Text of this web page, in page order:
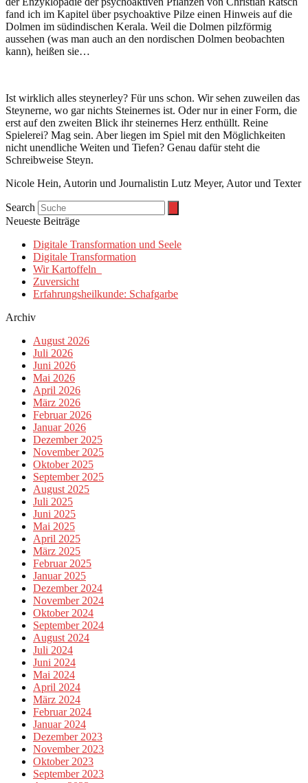
fand ich im Kapitel über psychoaktive Pilze einen Hinweis auf die
Dolmen im südindischen Kerala. Weil die Dolmen pilzförmig
aussehen (was man auch an den nordischen Dolmen beobachten
kann), heißen sie…
Ist wirklich alles steynerley? Für uns schon. Wir sehen zuweilen das
Steynerne, wo gar nichts Steinernes ist. Oder nur in einer Form, die
erst auf den zweiten Blick ihr steinernes Herz enthüllt. Reine
Spielerei? Mag sein. Aber liegen im Spiel mit den Möglichkeiten
nicht unendliche Weiten und Tiefen? Genau dafür steht die
Schreibweise Steyn.
Nicole Hein, Autorin und Journalistin Lutz Meyer, Autor und Texter
Search
Neueste Beiträge
Digitale Transformation und Seele
Digitale Transformation
Wir Kartoffeln
Zuversicht
Erfahrungsheilkunde: Schafgarbe
Archiv
August 2026
Juli 2026
Juni 2026
Mai 2026
April 2026
März 2026
Februar 2026
Januar 2026
Dezember 2025
November 2025
Oktober 2025
September 2025
August 2025
Juli 2025
Juni 2025
Mai 2025
April 2025
März 2025
Februar 2025
Januar 2025
Dezember 2024
November 2024
Oktober 2024
September 2024
August 2024
Juli 2024
Juni 2024
Mai 2024
April 2024
März 2024
Februar 2024
Januar 2024
Dezember 2023
November 2023
Oktober 2023
September 2023